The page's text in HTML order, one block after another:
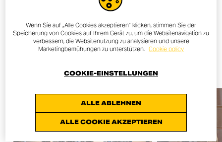
OTHER NEWS
ALL NEWS
Wenn Sie auf „Alle Cookies akzeptieren“ klicken, stimmen Sie der
Speicherung von Cookies auf Ihrem Gerät zu, um die Websitenavigation zu
verbessern, die Websitenutzung zu analysieren und unsere
Marketingbemühungen zu unterstützen. Cookie policy
ALLE ABLEHNEN
ALLE COOKIE AKZEPTIEREN
COOKIE-EINSTELLUNGEN